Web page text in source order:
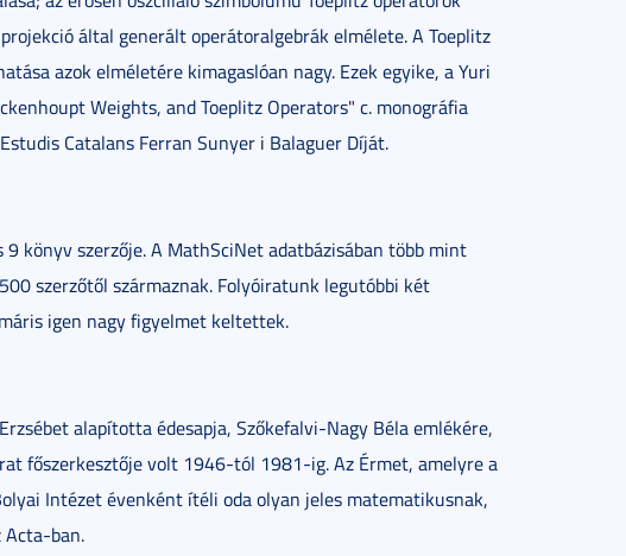
által generált operátoralgebrák elmélete. A Toeplitz
azok elméletére kimagaslóan nagy. Ezek egyike, a Yuri
Weights, and Toeplitz Operators" c. monográfia
Catalans Ferran Sunyer i Balaguer Díját.
könyv szerzője. A MathSciNet adatbázisában több mint
szerzőtől származnak. Folyóiratunk legutóbbi két
igen nagy figyelmet keltettek.
alapította édesapja, Szőkefalvi-Nagy Béla emlékére,
főszerkesztője volt 1946-tól 1981-ig. Az Érmet, amelyre a
Intézet évenként ítéli oda olyan jeles matematikusnak,
Acta-ban.